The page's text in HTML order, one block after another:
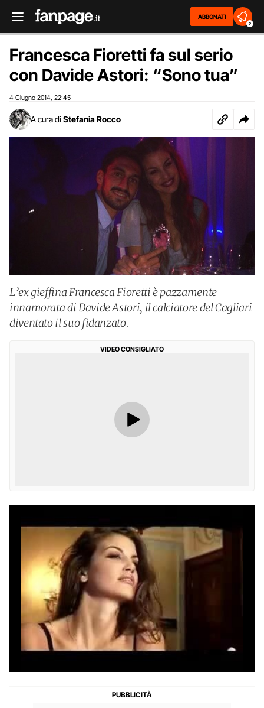
ABBONATI
2
Francesca Fioretti fa sul serio
con Davide Astori: “Sono tua”
4 Giugno 2014 22:45
A cura di Stefania Rocco
L’ex gieffina Francesca Fioretti è pazzamente
innamorata di Davide Astori, il calciatore del Cagliari
diventato il suo fidanzato.
VIDEO CONSIGLIATO